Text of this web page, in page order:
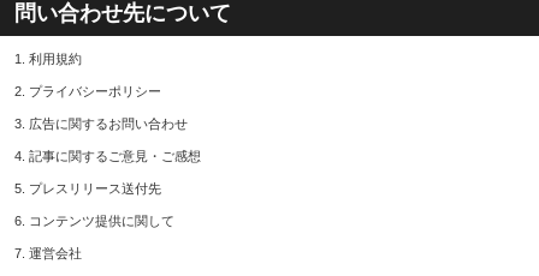
問い合わせ先について
1. 利用規約
2. プライバシーポリシー
3. 広告に関するお問い合わせ
4. 記事に関するご意見・ご感想
5. プレスリリース送付先
6. コンテンツ提供に関して
7. 運営会社